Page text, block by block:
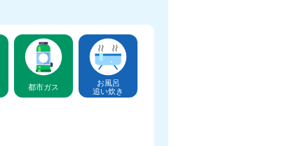
都市ガス
お風呂
追い炊き